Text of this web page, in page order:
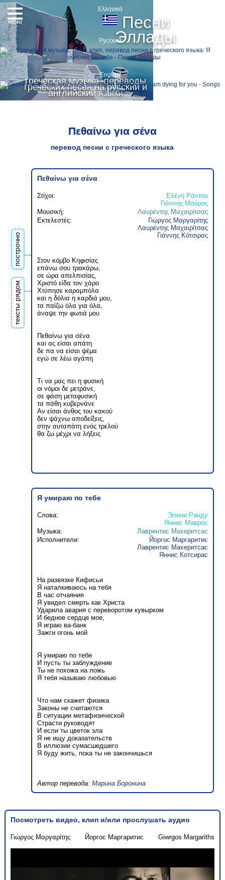
Песни
Эллады
греческая музыка, переводы
греческих песен на русский и
английский языки
Ελληνικά
Русский
English
MENU
Πεθαίνω για σένα
перевод песни с греческого языка
построчно
тексты рядом
Πεθαίνω για σένα
Στίχοι:
Ελένη Ράντου
Γιάννης Μαύρος
Μουσική:
Λαυρέντης Μαχαιρίτσας
Εκτελεστές:
Γιώργος Μαργαρίτης
Λαυρέντης Μαχαιρίτσας
Γιάννης Κότσιρας
Στον κόμβο Κηφισίας
επάνω σου τρακάρω,
σε ώρα απελπισίας,
Χριστό είδα τον χάρο
Χτύπησε καραμπόλα
και η δόλια η καρδιά μου,
τα παίζω όλα για όλα,
άναψε την φωτιά μου
Πεθαίνω για σένα
και ας είσαι απάτη
δε πα να είσαι ψέμα
εγώ σε λέω αγάπη
Τι να μας πει η φυσική
οι νόμοι δε μετράνε,
σε φάση μεταφυσική
τα πάθη κυβερνάνε
Αν είσαι άνθος του κακού
δεν ψάχνω αποδείξεις,
στην αυταπάτη ενός τρελού
θα ζω μέχρι να λήξεις
Я умираю по тебе
Слова:
Элени Ранду
Яннис Маврос
Музыка:
Лаврентис Махеритсас
Исполнители:
Йоргос Маргаритис
Лаврентис Махеритсас
Яннис Котсирас
На развязке Кифисьи
Я наталкиваюсь на тебя
В час отчаяния
Я увидел смерть как Христа
Ударила авария с переворотом кувырком
И бедное сердце мое,
Я играю ва-банк
Зажги огонь мой
Я умираю по тебе
И пусть ты заблуждение
Ты не похожа на ложь
Я тебя называю любовью
Что нам скажет физика
Законы не считаются
В ситуации метафизической
Страсти руководят
И если ты цветок зла
Я не ищу доказательств
В иллюзии сумасшедшего
Я буду жить, пока ты не закончишься
Автор перевода:Марина Боронина
Посмотреть видео, клип и/или прослушать аудио
Γιώργος Μαργαρίτης Йоргос Маргаритис Giwrgos Margariths